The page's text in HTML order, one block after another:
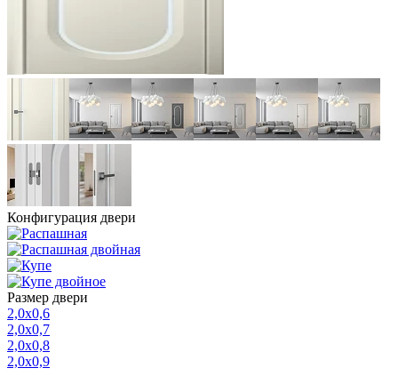
Конфигурация двери
Размер двери
2,0х0,6
2,0х0,7
2,0х0,8
2,0х0,9